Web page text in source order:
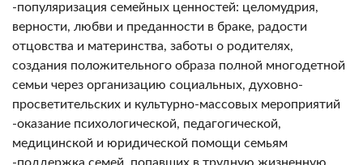
-популяризация семейных ценностей: целомудрия,
верности, любви и преданности в браке, радости
отцовства и материнства, заботы о родителях,
создания положительного образа полной многодетной
семьи через организацию социальных, духовно-
просветительских и культурно-массовых мероприятий
-оказание психологической, педагогической,
медицинской и юридической помощи семьям